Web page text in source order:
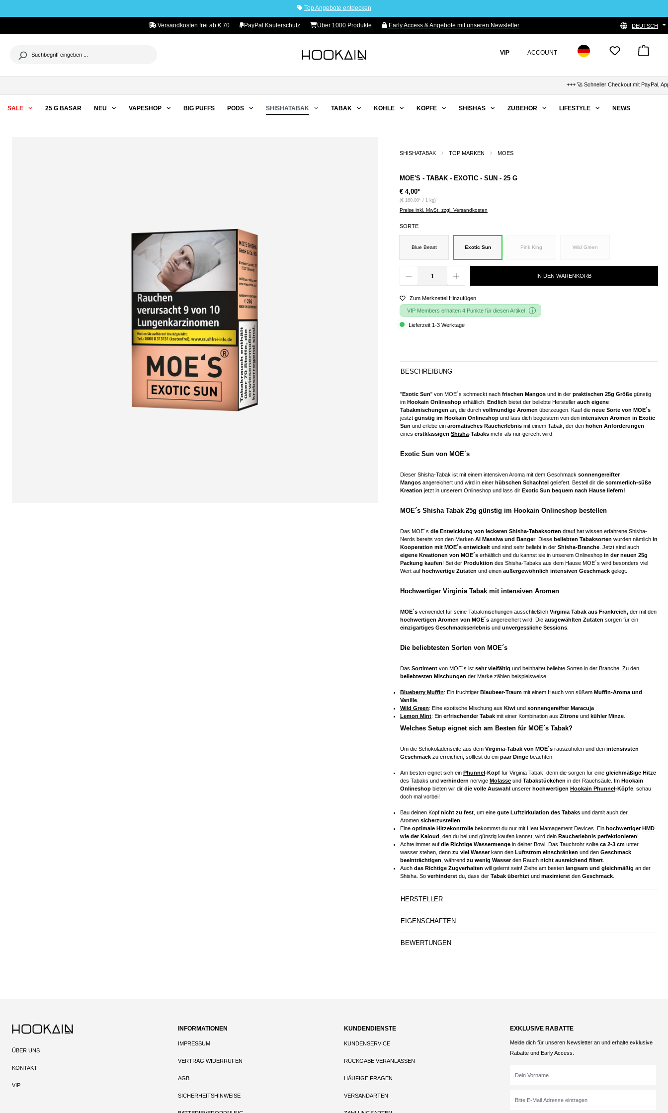
Top Angebote entdecken
Versandkosten frei ab € 70 PayPal Käuferschutz Über 1000 Produkte Early Access & Angebote mit unseren Newsletter DEUTSCH
VIP ACCOUNT
+++ 🚀 Schneller Checkout mit PayPal, Apple
SALE 25 G BASAR NEU VAPESHOP BIG PUFFS PODS SHISHATABAK TABAK KOHLE KÖPFE SHISHAS ZUBEHÖR LIFESTYLE NEWS
SHISHATABAK TOP MARKEN MOES
MOE'S - TABAK - EXOTIC - SUN - 25 G
€ 4,00*
(€ 160,00* / 1 kg)
Preise inkl. MwSt. zzgl. Versandkosten
SORTE
Blue Beast Exotic Sun Pink King Wild Green
IN DEN WARENKORB
Zum Merkzettel Hinzufügen
VIP Members erhalten 4 Punkte für diesen Artikel
Lieferzeit 1-3 Werktage
BESCHREIBUNG
"Exotic Sun" von MOE´s schmeckt nach frischen Mangos und in der praktischen 25g Größe günstig
im Hookain Onlineshop erhältlich. Endlich bietet der beliebte Hersteller auch eigene
Tabakmischungen an, die durch vollmundige Aromen überzeugen. Kauf die neue Sorte von MOE´s
jestzt günstig im Hookain Onlineshop und lass dich begeistern von den intensiven Aromen in Exotic
Sun und erlebe ein aromatisches Raucherlebnis mit einem Tabak, der den hohen Anforderungen
eines erstklassigen Shisha-Tabaks mehr als nur gerecht wird.
Exotic Sun von MOE´s
Dieser Shisha-Tabak ist mit einem intensiven Aroma mit dem Geschmack sonnengereifter
Mangos angereichert und wird in einer hübschen Schachtel geliefert. Bestell dir die sommerlich-süße
Kreation jetzt in unserem Onlineshop und lass dir Exotic Sun bequem nach Hause liefern!
MOE´s Shisha Tabak 25g günstig im Hookain Onlineshop bestellen
Das MOE´s die Entwicklung von leckeren Shisha-Tabaksorten drauf hat wissen erfahrene Shisha-
Nerds bereits von den Marken Al Massiva und Banger. Diese beliebten Tabaksorten wurden nämlich in
Kooperation mit MOE´s entwickelt und sind sehr beliebt in der Shisha-Branche . Jetzt sind auch
eigene Kreationen von MOE´s erhältlich und du kannst sie in unserem Onlineshop in der neuen 25g
Packung kaufen! Bei der Produktion des Shisha-Tabaks aus dem Hause MOE´s wird besonders viel
Wert auf hochwertige Zutaten und einen außergewöhnlich intensiven Geschmack gelegt.
Hochwertiger Virginia Tabak mit intensiven Aromen
MOE´s verwendet für seine Tabakmischungen ausschließlich Virginia Tabak aus Frankreich, der mit den
hochwertigen Aromen von MOE´s angereichert wird. Die ausgewählten Zutaten sorgen für ein
einzigartiges Geschmackserlebnis und unvergessliche Sessions
Die beliebtesten Sorten von MOE´s
Das Sortiment von MOE´s ist sehr vielfältig und beinhaltet beliebte Sorten in der Branche. Zu den
beliebtesten Mischungen der Marke zählen beispielsweise:
Blueberry Muffin: Ein fruchtiger Blaubeer-Traum mit einem Hauch von süßem Muffin-Aroma und
Vanille
Wild Green: Eine exotische Mischung aus Kiwi und sonnengereifter Maracuja
Lemon Mint: Ein erfrischender Tabak mit einer Kombination aus Zitrone und kühler Minze
Welches Setup eignet sich am Besten für MOE´s Tabak?
Um die Schokoladenseite aus dem Virginia-Tabak von MOE´s rauszuholen und den intensivsten
Geschmack zu erreichen, solltest du ein paar Dinge beachten:
Am besten eignet sich ein Phunnel-Kopf für Virginia Tabak, denn die sorgen für eine gleichmäßige Hitze
des Tabaks und verhindern nervige Molasse und Tabakstückchen in der Rauchsäule. Im Hookain
Onlineshop bieten wir dir die volle Auswahl unserer hochwertigen Hookain Phunnel-Köpfe , schau
doch mal vorbei!
Bau deinen Kopf nicht zu fest , um eine gute Luftzirkulation des Tabaks und damit auch der
Aromen sicherzustellen
Eine optimale Hitzekontrolle bekommst du nur mit Heat Mamagement Devices. Ein hochwertigerHMD
wie der Kaloud , den du bei und günstig kaufen kannst, wird dein Raucherlebnis perfektionieren!
Achte immer auf die Richtige Wassermenge in deiner Bowl. Das Tauchrohr sollte ca 2-3 cm unter
wasser stehen, denn zu viel Wasserkann den Luftstrom einschränken und den Geschmack
beeinträchtigen , während zu wenig Wasserden Rauch nicht ausreichend filtert
Auch das Richtige Zugverhalten will gelernt sein! Ziehe am besten langsam und gleichmäßig an der
Shisha. So verhinderst du, dass der Tabak überhizt und maximierst den Geschmack
HERSTELLER
EIGENSCHAFTEN
BEWERTUNGEN
ÜBER UNS
KONTAKT
VIP
INFORMATIONEN
IMPRESSUM
VERTRAG WIDERRUFEN
AGB
SICHERHEITSHINWEISE
KUNDENDIENSTE
KUNDENSERVICE
RÜCKGABE VERANLASSEN
HÄUFIGE FRAGEN
VERSANDARTEN
EXKLUSIVE RABATTE
Melde dich für unseren Newsletter an und erhalte exklusive
Rabatte und Early Access.